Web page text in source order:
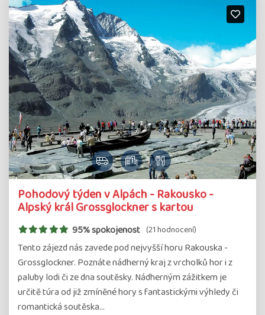
Pohodový týden v Alpách - Rakousko -
Alpský král Grossglockner s kartou
95% spokojenost (21 hodnocení)
Tento zájezd nás zavede pod nejvyšší horu Rakouska -
Grossglockner. Poznáte nádherný kraj z vrcholků hor i z
paluby lodi či ze dna soutěsky. Nádherným zážitkem je
určitě túra od již zmíněné hory s fantastickými výhledy či
romantická soutěska…